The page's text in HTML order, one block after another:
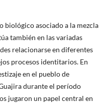
biológico asociado a la mezcla
también en las variadas
relacionarse en diferentes
procesos identitarios. En
en el pueblo de
durante el período
jugaron un papel central en